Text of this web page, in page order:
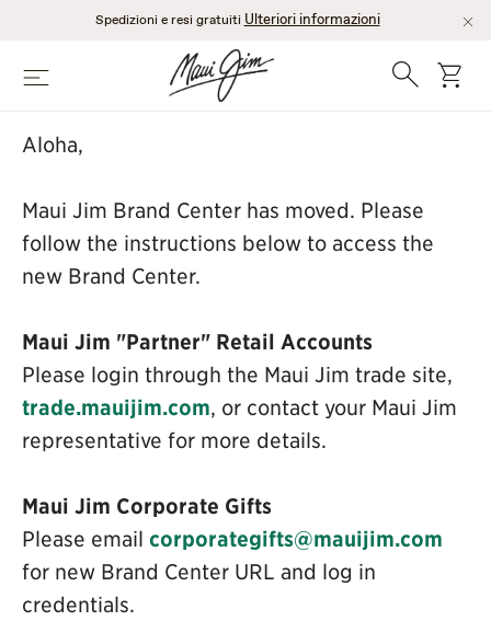
principale
Spedizioni e resi gratuiti Ulteriori informazioni
Menù Ricerca Cart
Aloha,
Maui Jim Brand Center has moved. Please
follow the instructions below to access the
new Brand Center.
Maui Jim "Partner" Retail Accounts
Please login through the Maui Jim trade site,
trade.mauijim.com, or contact your Maui Jim
representative for more details.
Maui Jim Corporate Gifts
Please email corporategifts@mauijim.com
for new Brand Center URL and log in
credentials.